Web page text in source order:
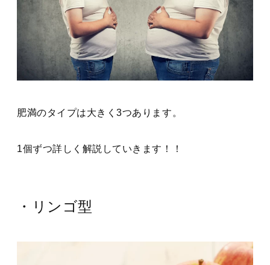
肥満のタイプは大きく3つあります。
1個ずつ詳しく解説していきます！！
・リンゴ型